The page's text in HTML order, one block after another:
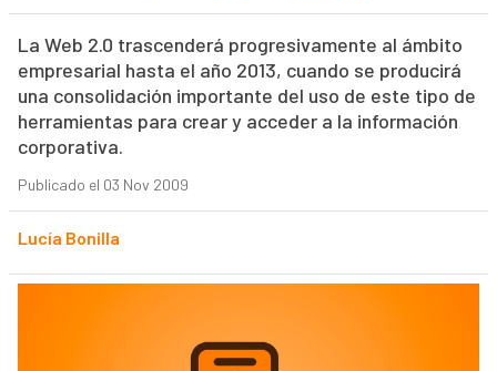
La Web 2.0 trascenderá progresivamente al ámbito
empresarial hasta el año 2013, cuando se producirá
una consolidación importante del uso de este tipo de
herramientas para crear y acceder a la información
corporativa.
Publicado el 03 Nov 2009
Lucía Bonilla